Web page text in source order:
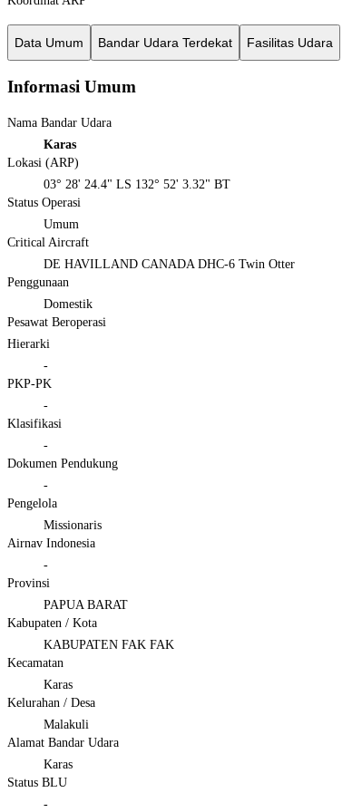
Data Umum Bandar Udara Terdekat Fasilitas Udara
Informasi Umum
Nama Bandar Udara
Karas
Lokasi (ARP)
03° 28' 24.4" LS 132° 52' 3.32" BT
Status Operasi
Umum
Critical Aircraft
DE HAVILLAND CANADA DHC-6 Twin Otter
Penggunaan
Domestik
Pesawat Beroperasi
Hierarki
-
PKP-PK
-
Klasifikasi
-
Dokumen Pendukung
-
Pengelola
Missionaris
Airnav Indonesia
-
Provinsi
PAPUA BARAT
Kabupaten / Kota
KABUPATEN FAK FAK
Kecamatan
Karas
Kelurahan / Desa
Malakuli
Alamat Bandar Udara
Karas
Status BLU
-